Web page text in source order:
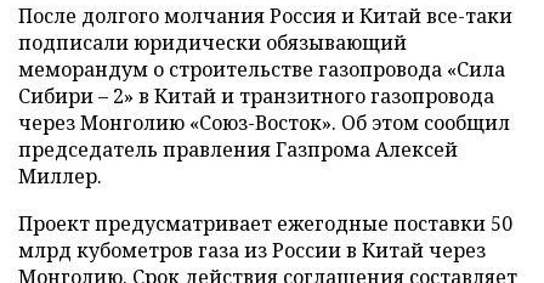
После долгого молчания Россия и Китай все-таки
подписали юридически обязывающий
меморандум о строительстве газопровода «Сила
Сибири – 2» в Китай и транзитного газопровода
через Монголию «Союз-Восток». Об этом сообщил
председатель правления Газпрома Алексей
Миллер.
Проект предусматривает ежегодные поставки 50
млрд кубометров газа из России в Китай через
Монголию. Срок действия соглашения составляет